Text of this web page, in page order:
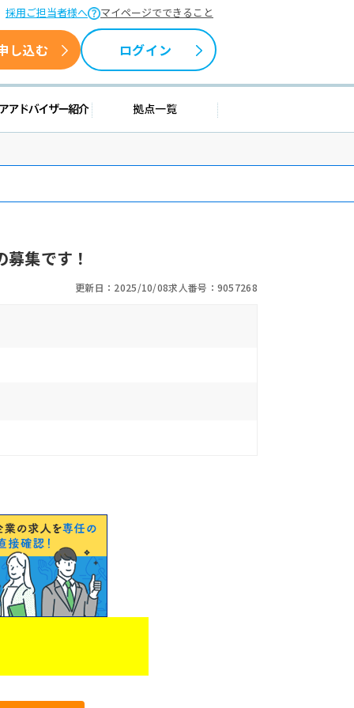
採用ご担当者様へ マイページでできること
し込む ログイン
情報 キャリアアドバイザー紹介拠点一覧
集です！
更新日：2025/10/08求人番号：9057268